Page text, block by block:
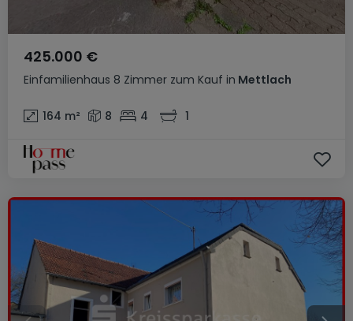
Einfamilienhaus 8 Zimmer zum Kauf in Mettlach
425.000 €
164 m² 8 4 1